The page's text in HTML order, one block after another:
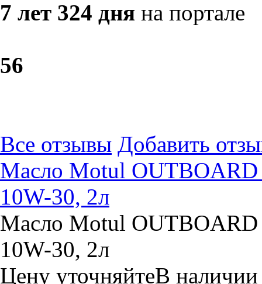
7 лет 324 дня на портале
56
Все отзывы Добавить
Масло Motul OUTBOARD
10W-30, 2л
Масло Motul OUTBOARD
10W-30, 2л
Цену уточняйтеВ наличии